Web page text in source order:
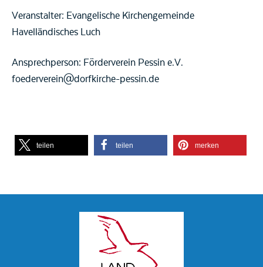
Veranstalter: Evangelische Kirchengemeinde
Havelländisches Luch
Ansprechperson: Förderverein Pessin e.V.
foederverein@dorfkirche-pessin.de
teilen teilen merken